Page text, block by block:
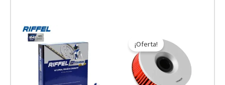
¡Oferta!
precio
original
era:
$10.890.
actual
es:
$5.445.